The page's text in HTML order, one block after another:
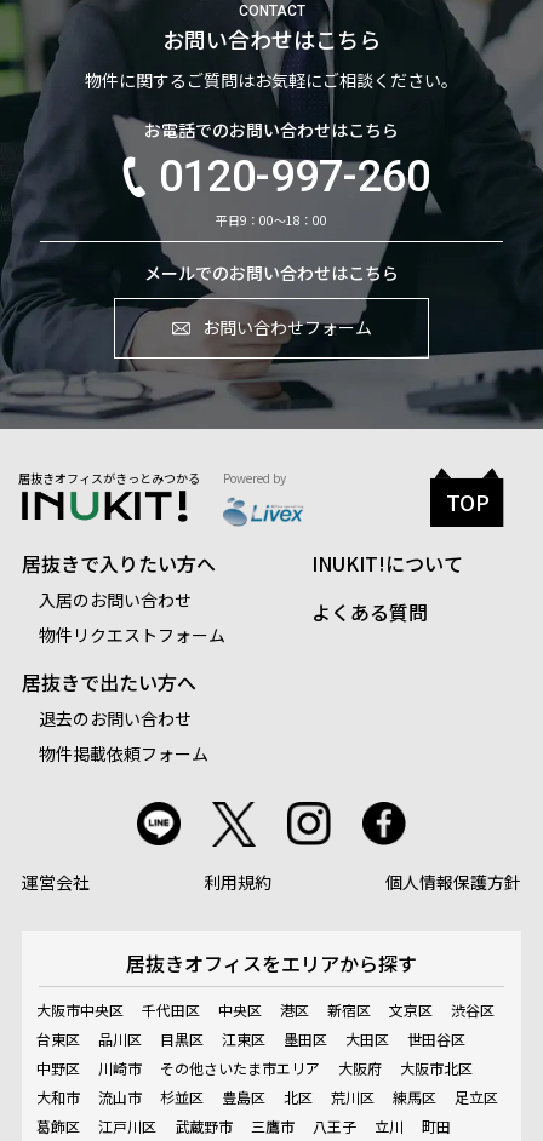
CONTACT
お問い合わせはこちら
物件に関するご質問はお気軽にご相談ください。
お電話でのお問い合わせはこちら
0120-997-260
平日9：00～18：00
メールでのお問い合わせはこちら
お問い合わせフォーム
居抜きオフィスがきっとみつかる Powered by
居抜きで入りたい方へ
入居のお問い合わせ
物件リクエストフォーム
居抜きで出たい方へ
退去のお問い合わせ
物件掲載依頼フォーム
INUKIT!について
よくある質問
運営会社 利用規約 個人情報保護方針
居抜きオフィスをエリアから探す
大阪市中央区 千代田区 中央区 港区 新宿区 文京区
渋谷区
台東区
品川区 目黒区 江東区 墨田区 大田区
世田谷区
中野区
川崎市 その他さいたま市エリア 大阪府
大阪市北区
大和市
流山市 杉並区 豊島区 北区 荒川区 練馬区
足立区
葛飾区
江戸川区 武蔵野市 三鷹市 八王子 立川
町田
TOP